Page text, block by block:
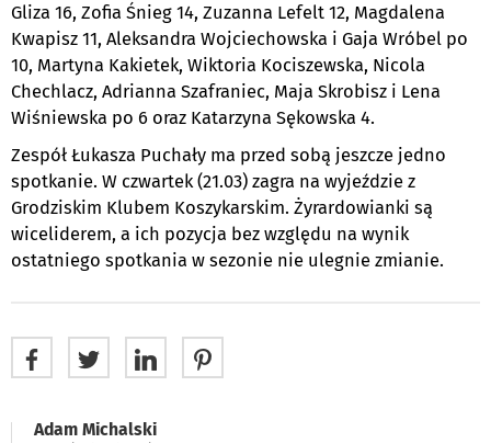
Gliza 16, Zofia Śnieg 14, Zuzanna Lefelt 12, Magdalena
Kwapisz 11, Aleksandra Wojciechowska i Gaja Wróbel po
10, Martyna Kakietek, Wiktoria Kociszewska, Nicola
Chechlacz, Adrianna Szafraniec, Maja Skrobisz i Lena
Wiśniewska po 6 oraz Katarzyna Sękowska 4.
Zespół Łukasza Puchały ma przed sobą jeszcze jedno
spotkanie. W czwartek (21.03) zagra na wyjeździe z
Grodziskim Klubem Koszykarskim. Żyrardowianki są
wiceliderem, a ich pozycja bez względu na wynik
ostatniego spotkania w sezonie nie ulegnie zmianie.
Adam Michalski